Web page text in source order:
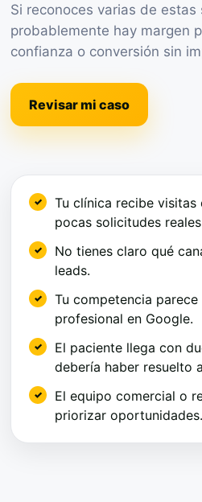
Si reconoces varias de estas
probablemente hay margen
confianza o conversión sin
Revisar mi caso
Tu clínica recibe visitas
pocas solicitudes
No tienes claro qué
leads.
Tu competencia
profesional en Google.
El paciente llega con
debería haber resuelto
El equipo comercial o
priorizar oportunidades.